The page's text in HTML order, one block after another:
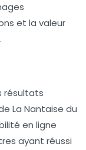
et la valeur
résultats
La Nantaise du
en ligne
ayant réussi